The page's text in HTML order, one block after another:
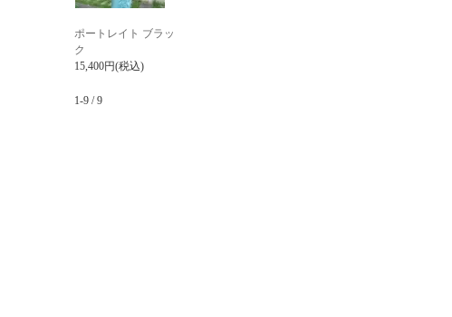
ポートレイト ブラッ
ク
15,400円(税込)
1-9 / 9